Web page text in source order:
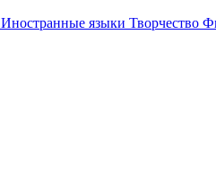
Иностранные языки Творчество